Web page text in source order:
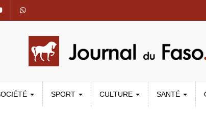
SPORT CULTURE SANTÉ